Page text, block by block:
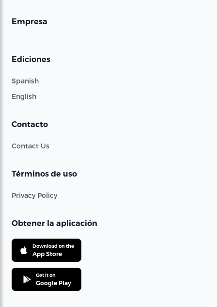
Empresa
Ediciones
Spanish
English
Contacto
Contact Us
Términos de uso
Privacy Policy
Obtener la aplicación
Download on the
App Store
Get it on
Google Play